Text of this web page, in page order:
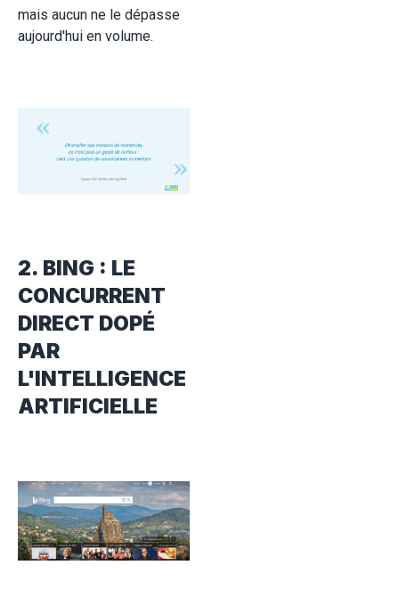
mais aucun ne le dépasse
aujourd'hui en volume.
2. BING : LE
CONCURRENT
DIRECT DOPÉ
PAR
L'INTELLIGENCE
ARTIFICIELLE